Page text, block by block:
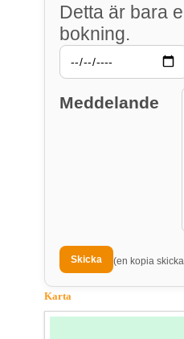
Detta är bara
bokning.
Meddelande
(en kopia
Karta